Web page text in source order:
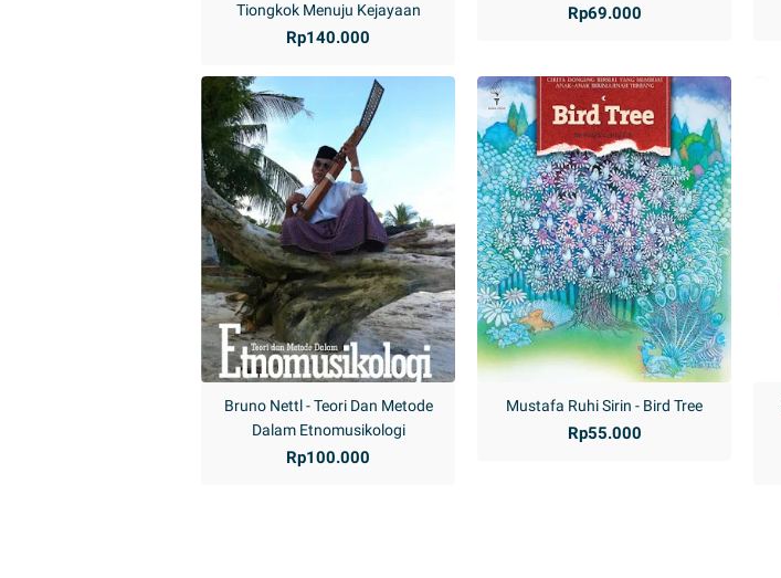
Tiongkok Menuju Kejayaan
Rp140.000
Rp69.000
Bruno Nettl - Teori Dan Metode
Dalam Etnomusikologi
Rp100.000
Mustafa Ruhi Sirin - Bird Tree
Rp55.000